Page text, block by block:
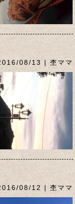
08/13 | 杢ママ
08/12 | 杢ママ